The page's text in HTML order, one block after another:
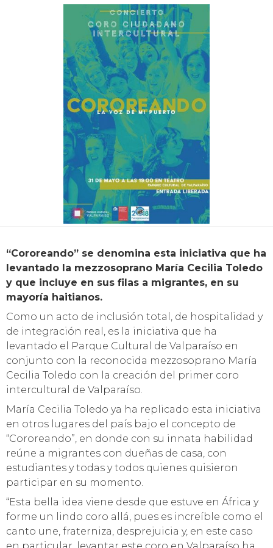
“Cororeando” se denomina esta iniciativa que ha
levantado la mezzosoprano María Cecilia Toledo
y que incluye en sus filas a migrantes, en su
mayoría haitianos.
Como un acto de inclusión total, de hospitalidad y
de integración real, es la iniciativa que ha
levantado el Parque Cultural de Valparaíso en
conjunto con la reconocida mezzosoprano María
Cecilia Toledo con la creación del primer coro
intercultural de Valparaíso.
María Cecilia Toledo ya ha replicado esta iniciativa
en otros lugares del país bajo el concepto de
“Cororeando”, en donde con su innata habilidad
reúne a migrantes con dueñas de casa, con
estudiantes y todas y todos quienes quisieron
participar en su momento.
“Esta bella idea viene desde que estuve en África y
forme un lindo coro allá, pues es increíble como el
canto une, fraterniza, desprejuicia y, en este caso